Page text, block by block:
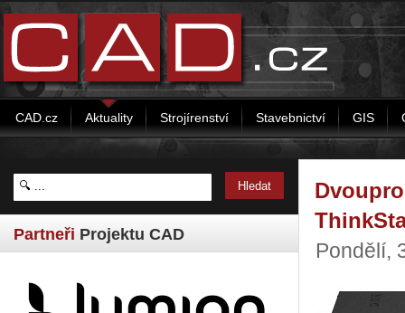
CAD.cz Aktuality Strojírenství Stavebnictví GIS
Partneři Projektu CAD
Pondělí,